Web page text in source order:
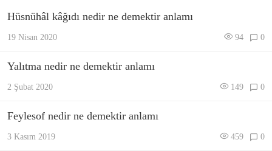
Hüsnühâl kâğıdı nedir ne demektir anlamı
19 Nisan 2020 94 0
Yalıtma nedir ne demektir anlamı
2 Şubat 2020 149 0
Feylesof nedir ne demektir anlamı
3 Kasım 2019 459 0